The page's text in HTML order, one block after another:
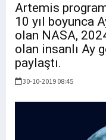
Artemis
10 yıl boyunca
olan NASA,
olan insanlı Ay
paylaştı.
30-10-2019 08:45